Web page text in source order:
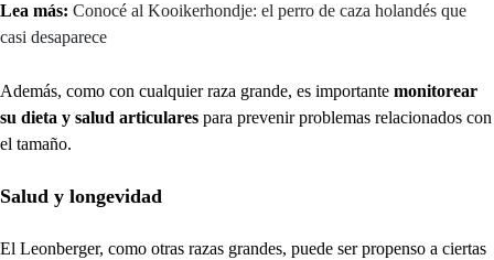
Lea más: Conocé al Kooikerhondje: el perro de caza holandés que
casi desaparece
Además, como con cualquier raza grande, es importante monitorear
su dieta y salud articulares para prevenir problemas relacionados con
el tamaño.
Salud y longevidad
El Leonberger, como otras razas grandes, puede ser propenso a ciertas